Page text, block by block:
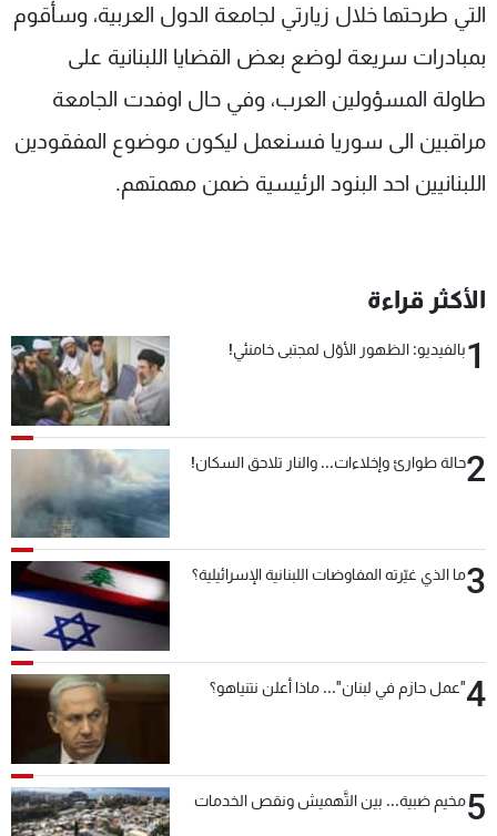
التي طرحتها خلال زيارتي لجامعة الدول العربية، وسأقوم
بمبادرات سريعة لوضع بعض القضايا اللبنانية على
طاولة المسؤولين العرب، وفي حال اوفدت الجامعة
مراقبين الى سوريا فسنعمل ليكون موضوع المفقودين
اللبنانيين احد البنود الرئيسية ضمن مهمتهم.
الأكثر قراءة
1بالفيديو: الظهور الأوّل لمجتبى خامنئي!
2حالة طوارئ وإخلاءات... والنار تلاحق السكان!
3ما الذي غيّرته المفاوضات اللبنانية الإسرائيلية؟
4"عمل حازم في لبنان"... ماذا أعلن نتنياهو؟
5مخيم ضبية... بين التَّهميش ونقص الخدمات